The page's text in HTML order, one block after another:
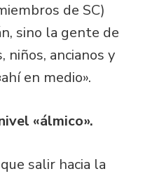
de SC)
sino la gente de
niños, ancianos y
en medio».
«álmico».
salir hacia la